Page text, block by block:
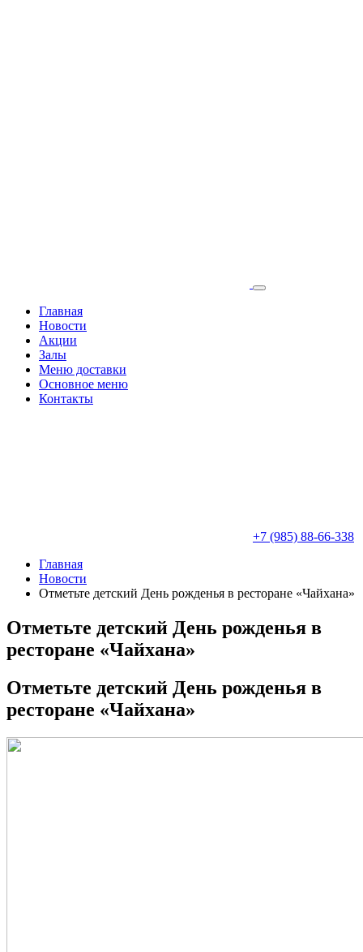
Главная
Новости
Акции
Залы
Меню доставки
Основное меню
Контакты
+7 (985) 88-66-338
Главная
Новости
Отметьте детский День рожденья в ресторане «Чайхана»
Отметьте детский День рожденья в
ресторане «Чайхана»
Отметьте детский День рожденья в
ресторане «Чайхана»